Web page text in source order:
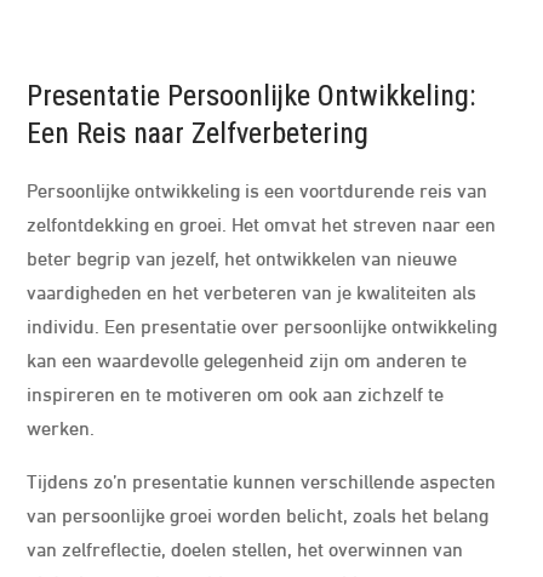
Presentatie Persoonlijke Ontwikkeling:
Een Reis naar Zelfverbetering
Persoonlijke ontwikkeling is een voortdurende reis van
zelfontdekking en groei. Het omvat het streven naar een
beter begrip van jezelf, het ontwikkelen van nieuwe
vaardigheden en het verbeteren van je kwaliteiten als
individu. Een presentatie over persoonlijke ontwikkeling
kan een waardevolle gelegenheid zijn om anderen te
inspireren en te motiveren om ook aan zichzelf te
werken.
Tijdens zo’n presentatie kunnen verschillende aspecten
van persoonlijke groei worden belicht, zoals het belang
van zelfreflectie, doelen stellen, het overwinnen van